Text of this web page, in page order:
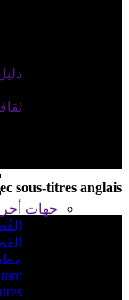
جهات
sous-titres anglais